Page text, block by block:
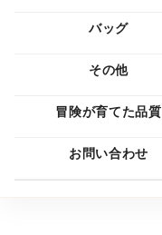
バッグ
その他
冒険が育てた品質
お問い合わせ